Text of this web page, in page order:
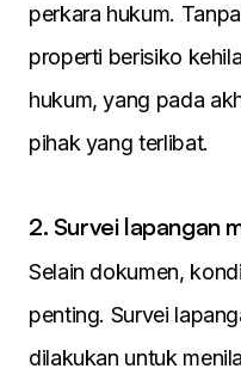
perkara hukum.
properti berisiko
hukum, yang pada
pihak yang terlibat.
2. Survei lapangan
Selain dokumen,
penting. Survei
dilakukan untuk